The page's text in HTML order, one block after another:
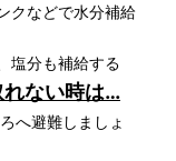
クなどで水分補給
塩分も補給する
れない時は…
へ避難しましょ